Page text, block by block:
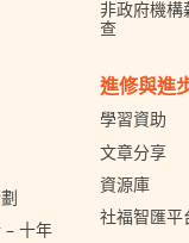
– 十年
非政府機構
查
進修與進
學習資助
文章分享
資源庫
社福智匯平